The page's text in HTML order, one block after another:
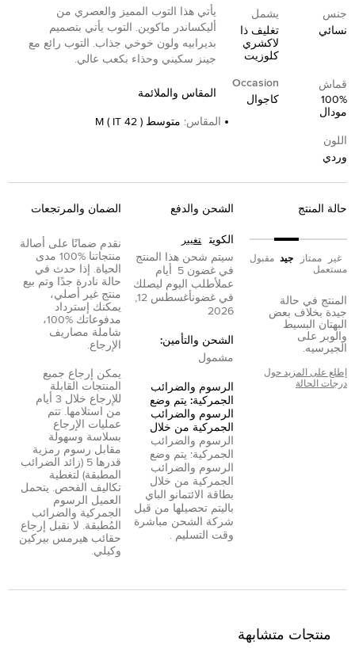
جنس
نسائي
يشمل
تغليف ذا
لاكشري
كلوزيت
قماش
100%
مودال
Occasion
كاجوال
اللون
وردي
يأتي هذا التوب المميز والعصري من
أليكساندر ماكوين. التوب يأتي بتصميم
بديرابيه ولون خوخي جذاب. التوب رائع مع
جينز سكيني وحذاء بكعب عالي.
المقاس والملائمة
المقاس: متوسط M ( IT 42 )
حالة المنتج
غير
مستعمل
ممتاز جيد مقبول
المنتج في حالة
جيدة بخلاف بعض
البهتان البسيط
والوبر على
الجيرسيه.
إطلع على المزيد حول
درجات الحالة
الشحن والدفع
الكويت تغيير
سيتم شحن هذا المنتج
في غضون 5
أيام
عملأطلب اليوم ليصلك
في غضون
أغسطس 12,
2026
الشحن والتأمين:
مشمول
الرسوم والضرائب
الجمركية: يتم وضع
الرسوم والضرائب
الجمركية من خلال
الرسوم والضرائب
الجمركية: يتم وضع
الرسوم والضرائب
الجمركية من خلال
بطاقة الائتمانو
الباي
باليتم تحصيلها من قبل
شركة الشحن مباشرة
وقت التسليم .
الضمان والمرتجعات
نقدم ضمانًا على أصالة
منتجاتنا %100 مدى
الحياة. إذا حدث في
حالة نادرة جدًا وتم بيع
منتج غير أصلي،
يمكنك إسترداد
مدفوعاتك %100،
شاملة مصاريف
الإرجاع.
يمكن إرجاع جميع
المنتجات القابلة
للإرجاع خلال 3 أيام
من استلامها. تتم
عمليات الإرجاع
بسلاسة وسهولة
مقابل رسوم رمزية
قدرها 5 (زائد الضرائب
المطبقة) لتغطية
تكاليف الفحص. يتحمل
العميل الرسوم
الجمركية والضرائب
المُطبقة. لا نقبل إرجاع
حقائب هيرمس بيركين
وكيلي.
منتجات متشابهة